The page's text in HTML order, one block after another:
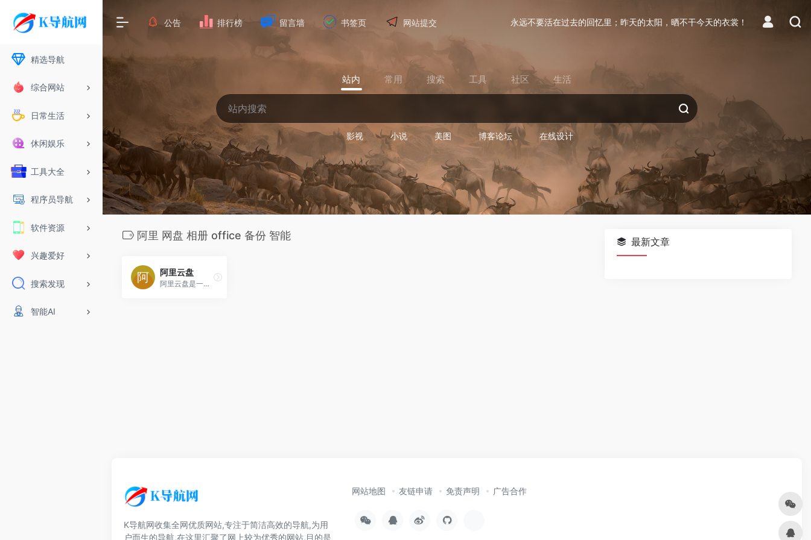
精选导航
综合网站
日常生活
休闲娱乐
工具大全
程序员导航
软件资源
兴趣爱好
搜索发现
智能AI
公告 排行榜 留言墙 书签页 网站提交 永远不要活在过去的回忆里；昨天的太阳，晒不干今天的衣裳！
站内 常用 搜索 工具 社区 生活
影视 小说 美图 博客论坛 在线设计
阿里 网盘 相册 office 备份 智能
阿里云盘
阿里云盘是一款速度快、不打扰、够安全、易于分享的个人网盘，欢迎你来体验。
最新文章
K导航网收集全网优质网站,专注于简洁高效的导航,为用
户而生的导航,在这里汇聚了网上较为优秀的网站,目的是
网站地图 友链申请 免责声明 广告合作